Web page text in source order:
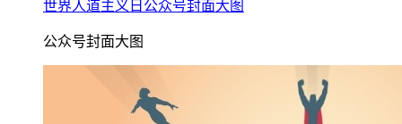
世界人道主义日公众号封面大图
公众号封面大图